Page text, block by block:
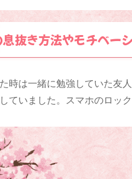
抜き方法やモチベー
時は一緒に勉強していた友
ていました。スマホのロッ